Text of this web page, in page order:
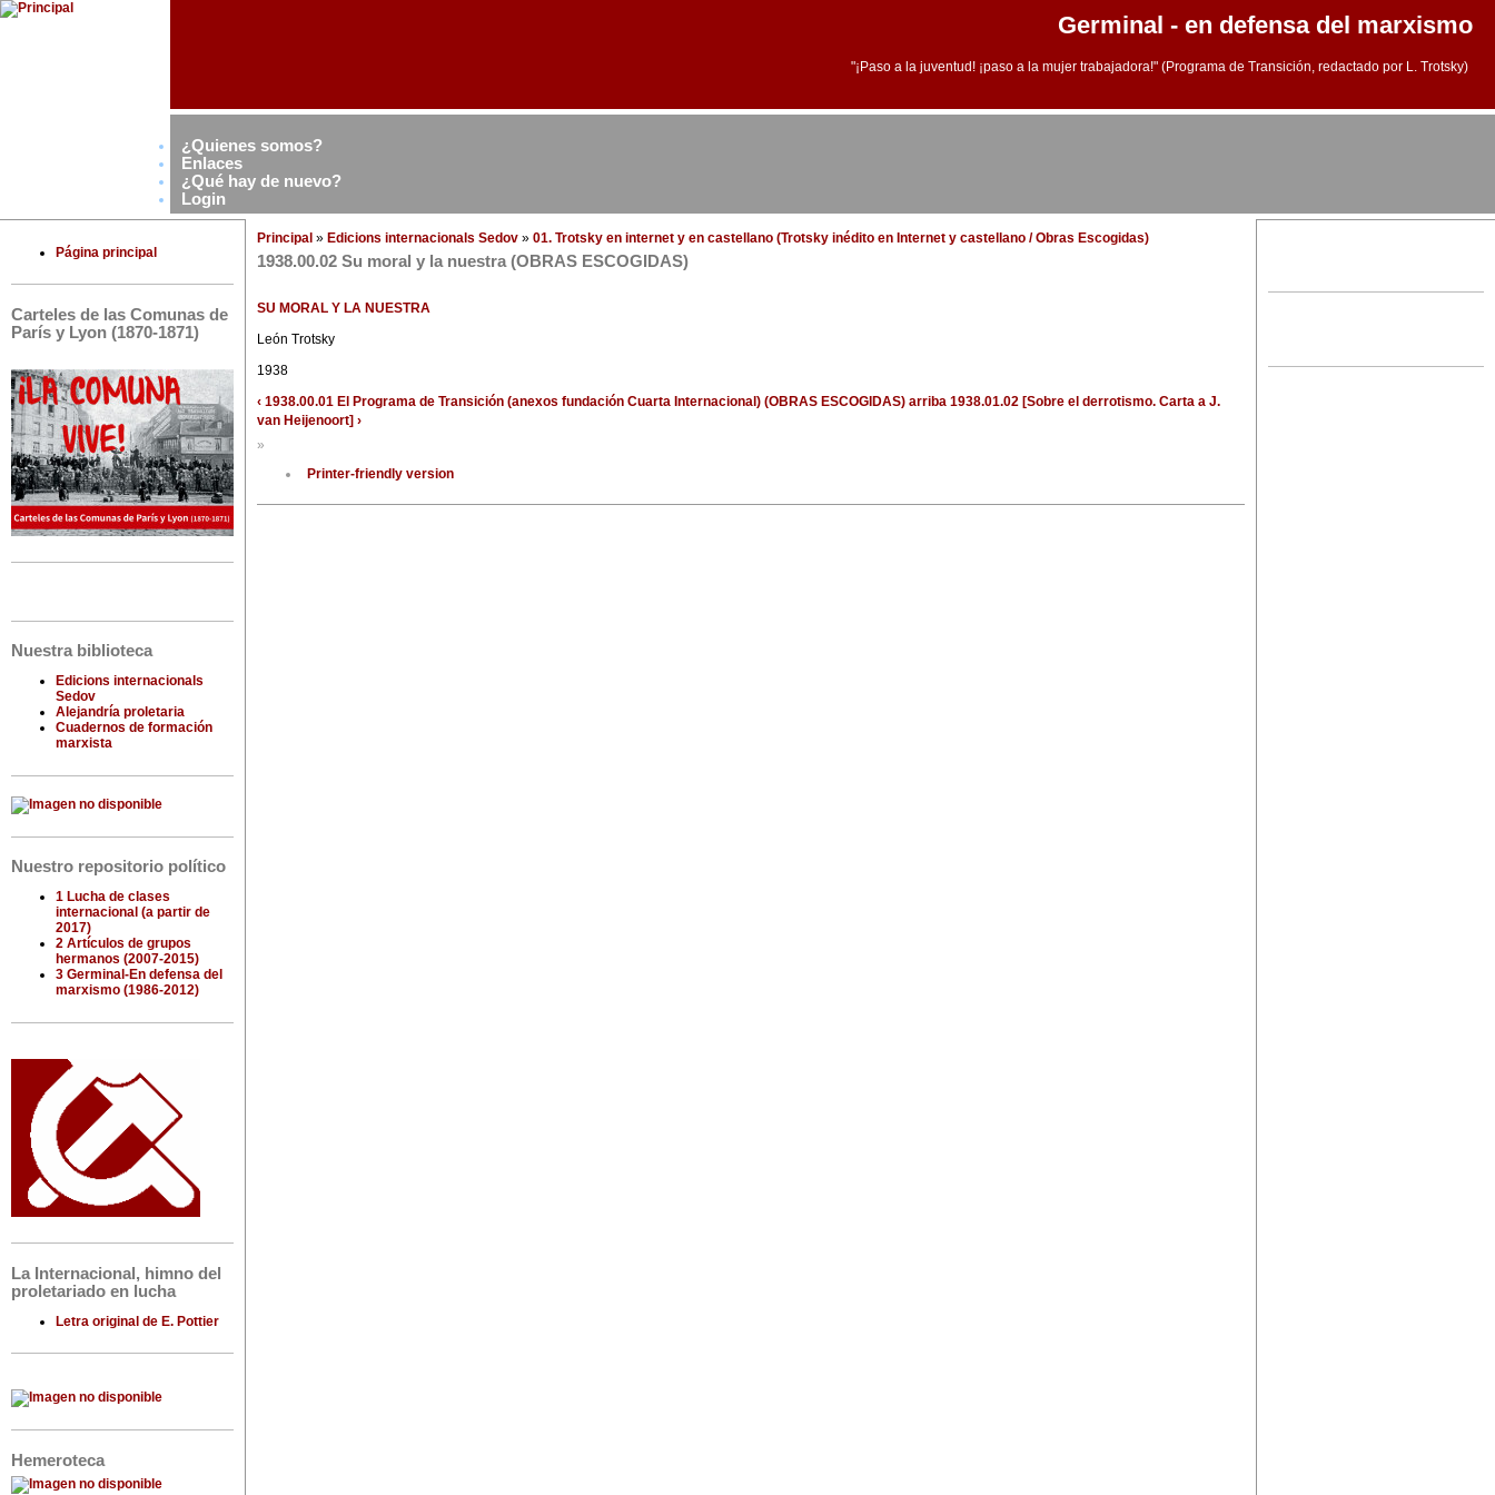
Germinal - en defensa del marxismo
"¡Paso a la juventud! ¡paso a la mujer trabajadora!" (Programa de Transición, redactado por L. Trotsky)
¿Quienes somos?
Enlaces
¿Qué hay de nuevo?
Login
Página principal
Carteles de las Comunas de
París y Lyon (1870-1871)
Nuestra biblioteca
Edicions internacionals
Sedov
Alejandría proletaria
Cuadernos de formación
marxista
Nuestro repositorio político
1 Lucha de clases
internacional (a partir de
2017)
2 Artículos de grupos
hermanos (2007-2015)
3 Germinal-En defensa del
marxismo (1986-2012)
La Internacional, himno del
proletariado en lucha
Letra original de E. Pottier
Hemeroteca
Principal » Edicions internacionals Sedov » 01. Trotsky en internet y en castellano (Trotsky inédito en Internet y castellano / Obras Escogidas)
1938.00.02 Su moral y la nuestra (OBRAS ESCOGIDAS)
SU MORAL Y LA NUESTRA
León Trotsky
1938
‹ 1938.00.01 El Programa de Transición (anexos fundación Cuarta Internacional) (OBRAS ESCOGIDAS) arriba 1938.01.02 [Sobre el derrotismo. Carta a J.
van Heijenoort] ›
»
Printer-friendly version